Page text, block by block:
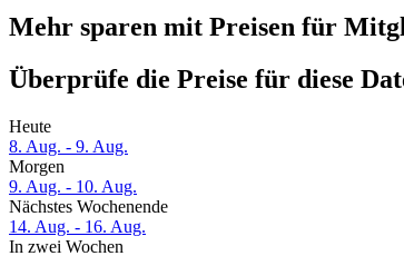
Mehr sparen mit Preisen für
Überprüfe die Preise für diese
Heute
8. Aug. - 9. Aug.
Morgen
9. Aug. - 10. Aug.
Nächstes Wochenende
14. Aug. - 16. Aug.
In zwei Wochen